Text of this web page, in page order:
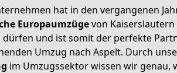
hat in den vergangenen
Europaumzügevon
dürfen und ist somit der perfekte
Umzug nach Aspelt. Durch
im Umzugssektor wissen wir genau,